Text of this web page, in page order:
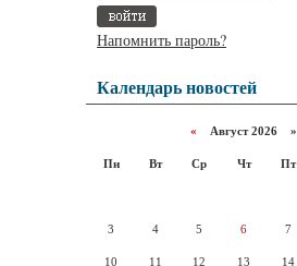
Напомнить пароль?
Календарь новостей
« Август 2026 »
Пн Вт Ср Чт Пт
3 4 5 6 7
10 11 12 13 14